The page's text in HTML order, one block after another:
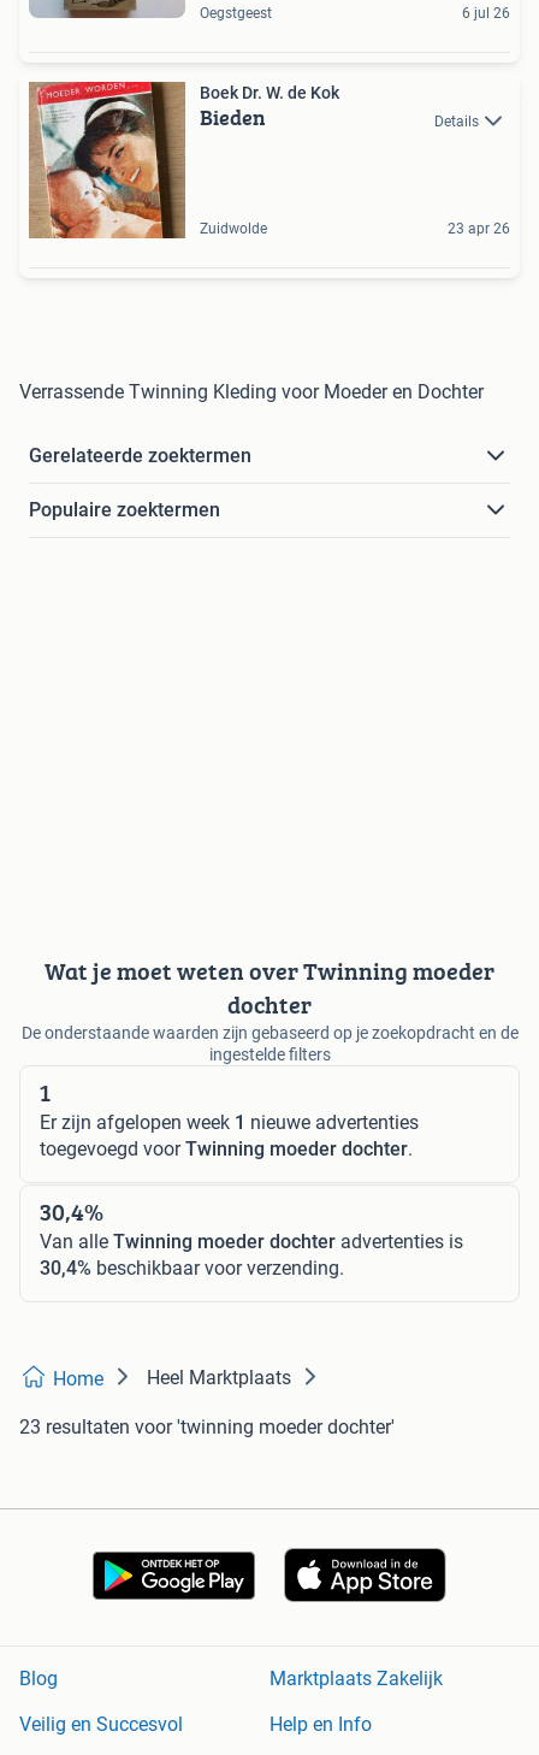
Oegstgeest 6 jul 26
Boek Dr. W. de Kok
Bieden Details
Zuidwolde 23 apr 26
Verrassende Twinning Kleding voor Moeder en Dochter
Gerelateerde zoektermen
Populaire zoektermen
Wat je moet weten over Twinning moeder
dochter
De onderstaande waarden zijn gebaseerd op je zoekopdracht en de
ingestelde filters
1
Er zijn afgelopen week 1 nieuwe advertenties
toegevoegd voorTwinning moeder dochter.
30,4%
Van alle Twinning moeder dochter advertenties is
30,4% beschikbaar voor verzending.
Home Heel Marktplaats
23 resultaten voor 'twinning moeder dochter'
Blog
Marktplaats Zakelijk
Veilig en Succesvol
Help en Info